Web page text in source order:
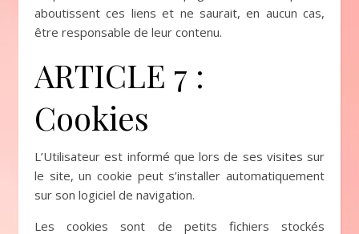
aboutissent ces liens et ne saurait, en aucun cas,
être responsable de leur contenu.
ARTICLE 7 :
Cookies
L’Utilisateur est informé que lors de ses visites sur
le site, un cookie peut s’installer automatiquement
sur son logiciel de navigation.
Les cookies sont de petits fichiers stockés